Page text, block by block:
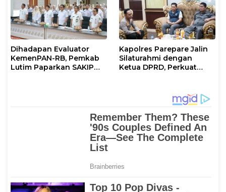
Dihadapan Evaluator
KemenPAN-RB, Pemkab
Lutim Paparkan SAKIP
Kapolres Parepare Jalin
Silaturahmi dengan
Ketua DPRD, Perkuat